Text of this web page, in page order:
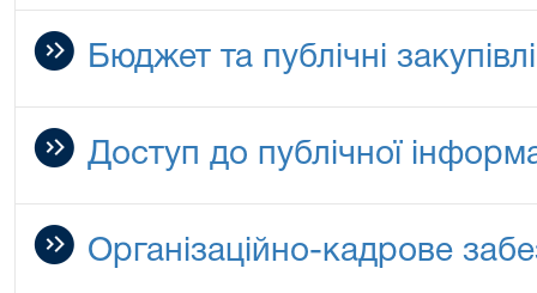
Бюджет та публічні закупівлі
Доступ до публічної
Організаційно-кадрове